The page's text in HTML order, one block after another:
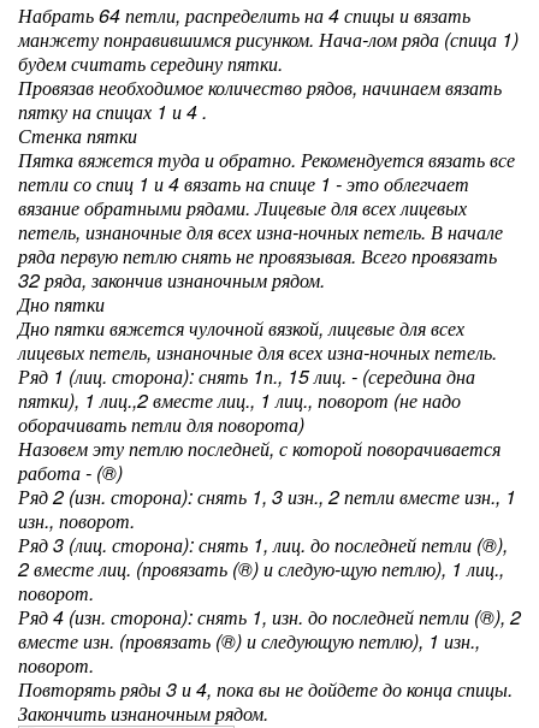
Набрать 64 петли, распределить на 4 спицы и вязать
манжету понравившимся рисунком. Нача-лом ряда (спица 1)
будем считать середину пятки.
Провязав необходимое количество рядов, начинаем вязать
пятку на спицах 1 и 4 .
Стенка пятки
Пятка вяжется туда и обратно. Рекомендуется вязать все
петли со спиц 1 и 4 вязать на спице 1 - это облегчает
вязание обратными рядами. Лицевые для всех лицевых
петель, изнаночные для всех изна-ночных петель. В начале
ряда первую петлю снять не провязывая. Всего провязать
32 ряда, закончив изнаночным рядом.
Дно пятки
Дно пятки вяжется чулочной вязкой, лицевые для всех
лицевых петель, изнаночные для всех изна-ночных петель.
Ряд 1 (лиц. сторона): снять 1п., 15 лиц. - (середина дна
пятки), 1 лиц.,2 вместе лиц., 1 лиц., поворот (не надо
оборачивать петли для поворота)
Назовем эту петлю последней, с которой поворачивается
работа - (®)
Ряд 2 (изн. сторона): снять 1, 3 изн., 2 петли вместе изн., 1
изн., поворот.
Ряд 3 (лиц. сторона): снять 1, лиц. до последней петли (®),
2 вместе лиц. (провязать (®) и следую-щую петлю), 1 лиц.,
поворот.
Ряд 4 (изн. сторона): снять 1, изн. до последней петли (®), 2
вместе изн. (провязать (®) и следующую петлю), 1 изн.,
поворот.
Повторять ряды 3 и 4, пока вы не дойдете до конца спицы.
Закончить изнаночным рядом.